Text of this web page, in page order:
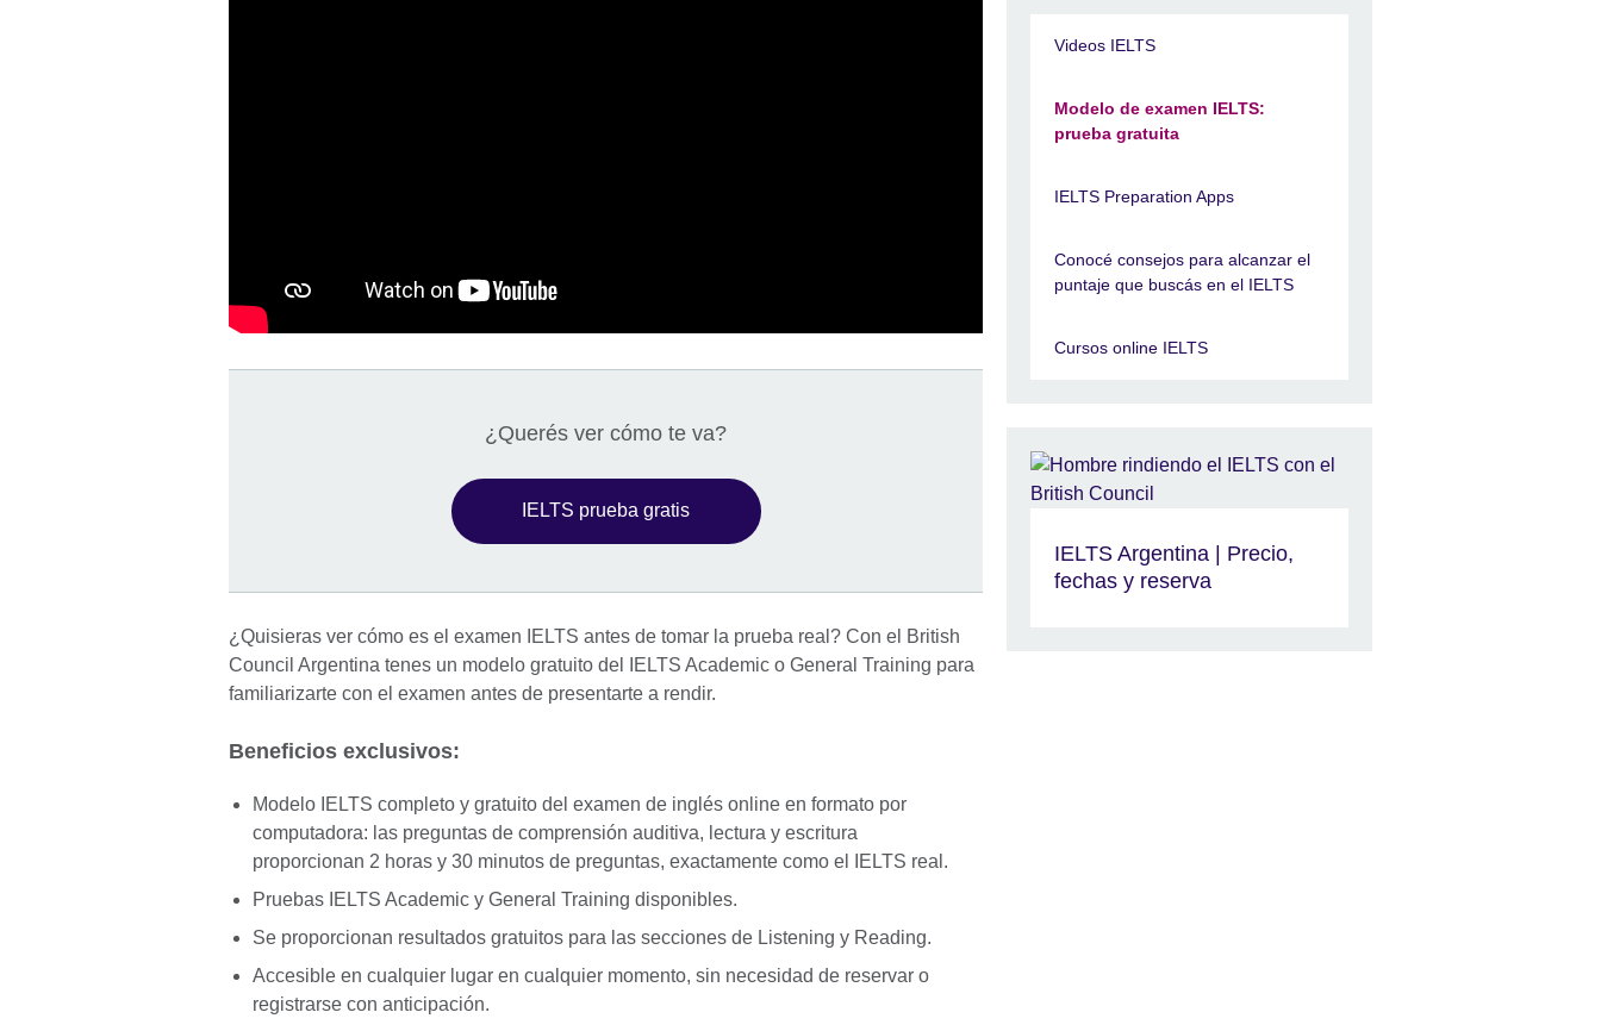
¿Querés ver cómo te va?
IELTS prueba gratis
¿Quisieras ver cómo es el examen IELTS antes de tomar la prueba real? Con el British
Council Argentina tenes un modelo gratuito del IELTS Academic o General Training para
familiarizarte con el examen antes de presentarte a rendir.
Beneficios exclusivos:
Modelo IELTS completo y gratuito del examen de inglés online en formato por
computadora: las preguntas de comprensión auditiva, lectura y escritura
proporcionan 2 horas y 30 minutos de preguntas, exactamente como el IELTS real.
Pruebas IELTS Academic y General Training disponibles.
Se proporcionan resultados gratuitos para las secciones de Listening y Reading.
Accesible en cualquier lugar en cualquier momento, sin necesidad de reservar o
registrarse con anticipación.
Videos IELTS
Modelo de examen IELTS:
prueba gratuita
IELTS Preparation Apps
Conocé consejos para alcanzar el
puntaje que buscás en el IELTS
Cursos online IELTS
IELTS Argentina | Precio,
fechas y reserva